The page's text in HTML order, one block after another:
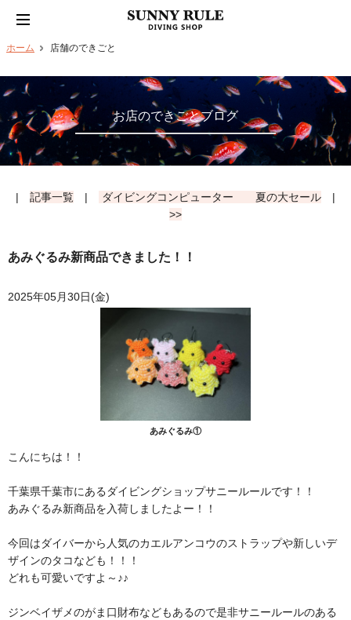
ホーム 店舗のできごと
お店のできごとブログ
| 記事一覧 | ダイビングコンピューター 夏の大セール |
>>
あみぐるみ新商品できました！！
2025年05月30日(金)
あみぐるみ①
こんにちは！！
千葉県千葉市にあるダイビングショップサニールールです！！
あみぐるみ新商品を入荷しましたよー！！
今回はダイバーから人気のカエルアンコウのストラップや新しいデ
ザインのタコなども！！！
どれも可愛いですよ～♪♪
ジンベイザメのがま口財布などもあるので是非サニールールのある